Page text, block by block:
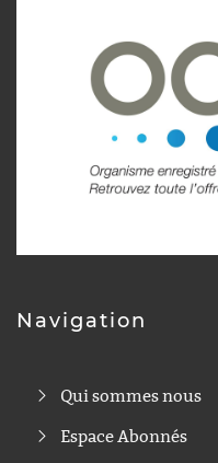
Navigation
Qui sommes nous
Espace Abonnés